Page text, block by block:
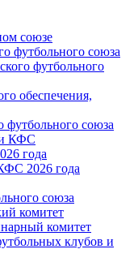
союзе
футбольного союза
футбольного
обеспечения,
союза
КФС
года
2026 года
союза
комитет
комитет
клубов и